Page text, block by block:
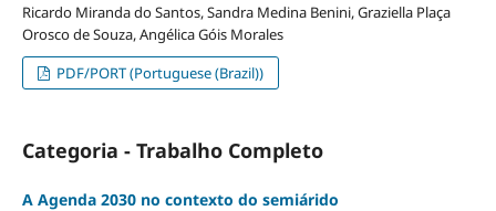
Ricardo Miranda do Santos, Sandra Medina Benini, Graziella Plaça
Orosco de Souza, Angélica Góis Morales
PDF/PORT (Portuguese (Brazil))
Categoria - Trabalho Completo
A Agenda 2030 no contexto do semiárido